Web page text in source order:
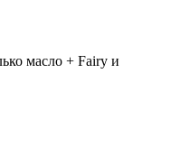
масло + Fairy и